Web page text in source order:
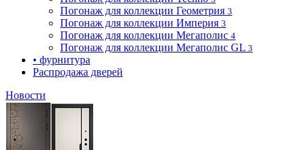
Погонаж для коллекции Геометрия 3
Погонаж для коллекции Империя 3
Погонаж для коллекции Мегаполис 4
Погонаж для коллекции Мегаполис GL 3
• фурнитура
Распродажа дверей
Новости